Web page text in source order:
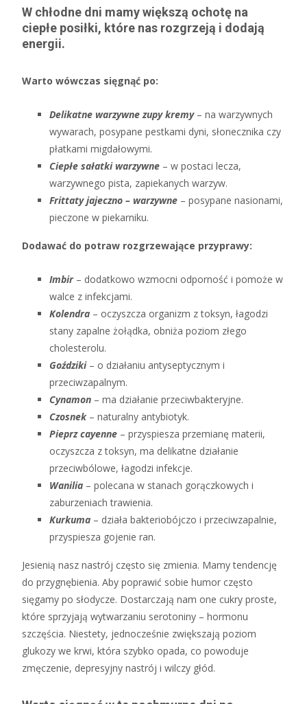
W chłodne dni mamy większą ochotę na
ciepłe posiłki, które nas rozgrzeją i dodają
energii.
Warto wówczas sięgnąć po:
Delikatne warzywne zupy kremy– na warzywnych
wywarach, posypane pestkami dyni, słonecznika czy
płatkami migdałowymi.
Ciepłe sałatki warzywne – w postaci lecza,
warzywnego pista, zapiekanych warzyw.
Frittaty jajeczno – warzywne – posypane nasionami,
pieczone w piekarniku.
Dodawać do potraw rozgrzewające przyprawy:
Imbir– dodatkowo wzmocni odporność i pomoże w
walce z infekcjami.
Kolendra – oczyszcza organizm z toksyn, łagodzi
stany zapalne żołądka, obniża poziom złego
cholesterolu.
Goździki – o działaniu antyseptycznym i
przeciwzapalnym.
Cynamon – ma działanie przeciwbakteryjne.
Czosnek– naturalny antybiotyk.
Pieprz cayenne – przyspiesza przemianę materii,
oczyszcza z toksyn, ma delikatne działanie
przeciwbólowe, łagodzi infekcje.
Wanilia – polecana w stanach gorączkowych i
zaburzeniach trawienia.
Kurkuma – działa bakteriobójczo i przeciwzapalnie,
przyspiesza gojenie ran.
Jesienią nasz nastrój często się zmienia. Mamy tendencję
do przygnębienia. Aby poprawić sobie humor często
sięgamy po słodycze. Dostarczają nam one cukry proste,
które sprzyjają wytwarzaniu serotoniny – hormonu
szczęścia. Niestety, jednocześnie zwiększają poziom
glukozy we krwi, która szybko opada, co powoduje
zmęczenie, depresyjny nastrój i wilczy głód.